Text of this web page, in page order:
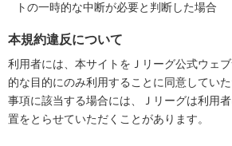
トの一時的な中断が必要と判断した場合
本規約違反について
利用者には、本サイトをＪリーグ公式ウェ
的な目的にのみ利用することに同意してい
事項に該当する場合には、Ｊリーグは利用
置をとらせていただくことがあります。